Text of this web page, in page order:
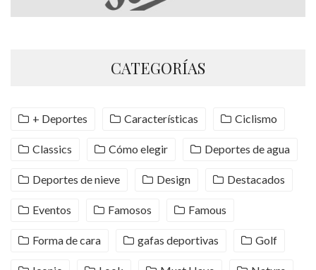
CATEGORÍAS
+ Deportes Características Ciclismo
Classics Cómo elegir Deportes de agua
Deportes de nieve Design Destacados
Eventos Famosos Famous
Forma de cara gafas deportivas Golf